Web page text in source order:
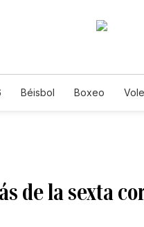
Béisbol Boxeo
de la sexta